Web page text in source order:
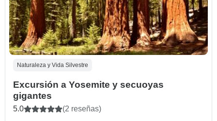
Naturaleza y Vida Silvestre
Excursión a Yosemite y secuoyas
gigantes
5.0 (2 reseñas)